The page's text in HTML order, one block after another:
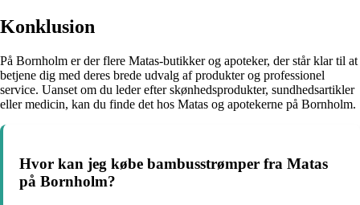
Konklusion
På Bornholm er der flere Matas-butikker og apoteker, der står klar til at
betjene dig med deres brede udvalg af produkter og professionel
service. Uanset om du leder efter skønhedsprodukter, sundhedsartikler
eller medicin, kan du finde det hos Matas og apotekerne på Bornholm.
Hvor kan jeg købe bambusstrømper fra Matas
på Bornholm?